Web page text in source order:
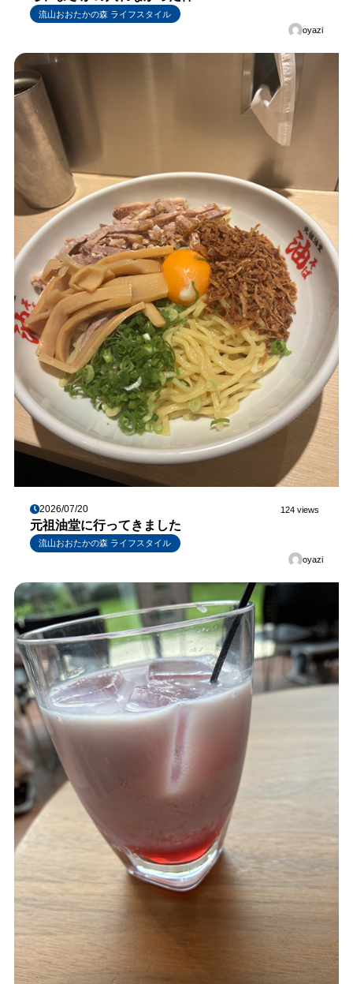
流山おおたかの森 ライフスタイル
oyazi
2026/07/20 124 views
元祖油堂に行ってきました
流山おおたかの森 ライフスタイル
oyazi